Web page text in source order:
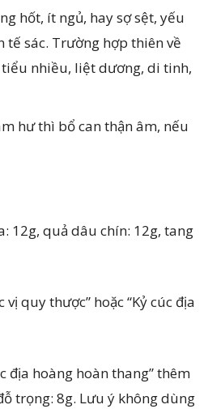
hốt, ít ngủ, hay sợ sệt, yếu
tế sác. Trường hợp thiên về
nhiều, liệt dương, di tinh,
hư thì bổ can thận âm, nếu
12g, quả dâu chín: 12g, tang
quy thược” hoặc “Kỷ cúc địa
hoàng hoàn thang” thêm
trọng: 8g. Lưu ý không dùng